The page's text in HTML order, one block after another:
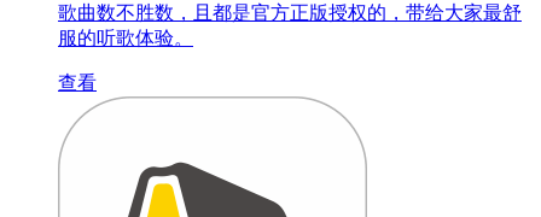
歌曲数不胜数，且都是官方正版授权的，带给大家最舒
服的听歌体验。
查看